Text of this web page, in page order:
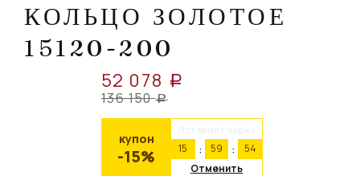
КОЛЬЦО ЗОЛОТОЕ
15120-200
52 078 a
136 150 a
купон
-15%
15
59
54
Отменить